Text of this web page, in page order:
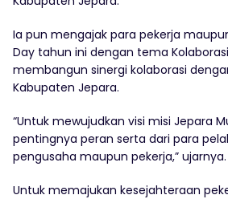
Ia pun mengajak para pekerja
Day tahun ini dengan tema
membangun sinergi kolaborasi
Kabupaten Jepara.
“Untuk mewujudkan visi misi Jepara
pentingnya peran serta dari para
pengusaha maupun pekerja,” ujarnya.
Untuk memajukan kesejahteraan